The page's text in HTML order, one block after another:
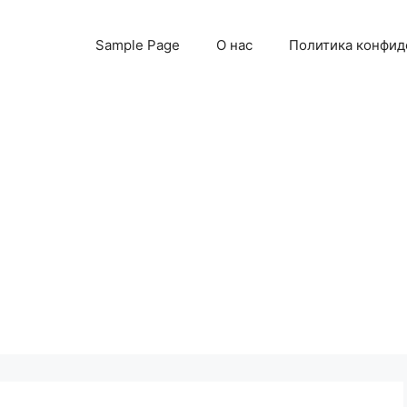
Sample Page О нас Политика